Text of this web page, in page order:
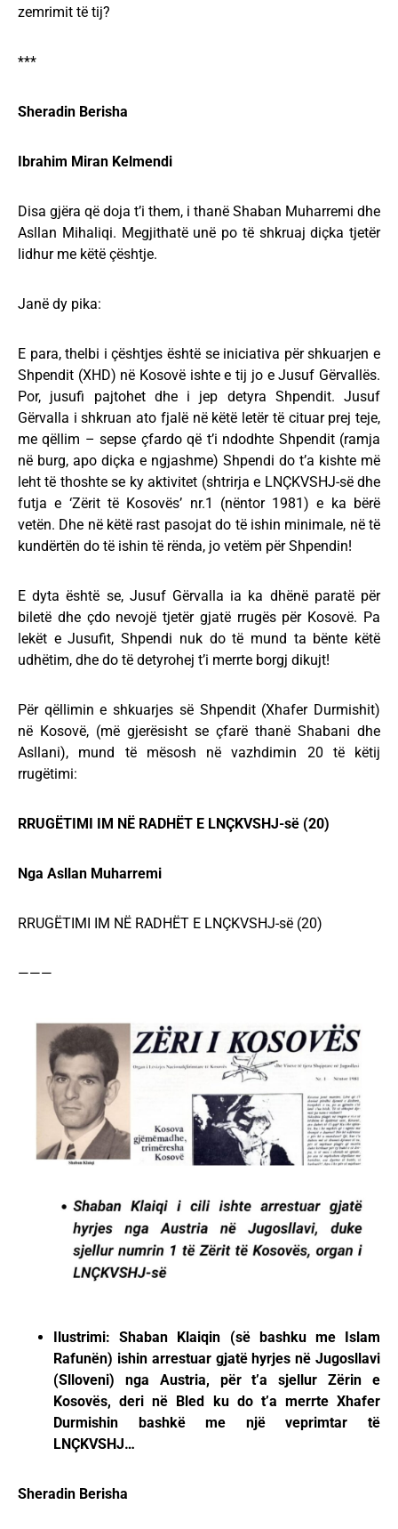
zemrimit të tij?
***
Sheradin Berisha
Ibrahim Miran Kelmendi
Disa gjëra që doja t’i them, i thanë Shaban Muharremi dhe
Asllan Mihaliqi. Megjithatë unë po të shkruaj diçka tjetër
lidhur me këtë çështje.
Janë dy pika:
E para, thelbi i çështjes është se iniciativa për shkuarjen e
Shpendit (XHD) në Kosovë ishte e tij jo e Jusuf Gërvallës.
Por, jusufi pajtohet dhe i jep detyra Shpendit. Jusuf
Gërvalla i shkruan ato fjalë në këtë letër të cituar prej teje,
me qëllim – sepse çfardo që t’i ndodhte Shpendit (ramja
në burg, apo diçka e ngjashme) Shpendi do t’a kishte më
leht të thoshte se ky aktivitet (shtrirja e LNÇKVSHJ-së dhe
futja e ‘Zërit të Kosovës’ nr.1 (nëntor 1981) e ka bërë
vetën. Dhe në këtë rast pasojat do të ishin minimale, në të
kundërtën do të ishin të rënda, jo vetëm për Shpendin!
E dyta është se, Jusuf Gërvalla ia ka dhënë paratë për
biletë dhe çdo nevojë tjetër gjatë rrugës për Kosovë. Pa
lekët e Jusufit, Shpendi nuk do të mund ta bënte këtë
udhëtim, dhe do të detyrohej t’i merrte borgj dikujt!
Për qëllimin e shkuarjes së Shpendit (Xhafer Durmishit)
në Kosovë, (më gjerësisht se çfarë thanë Shabani dhe
Asllani), mund të mësosh në vazhdimin 20 të këtij
rrugëtimi:
RRUGËTIMI IM NË RADHËT E LNÇKVSHJ-së (20)
Nga Asllan Muharremi
RRUGËTIMI IM NË RADHËT E LNÇKVSHJ-së (20)
———
Ilustrimi: Shaban Klaiqin (së bashku me Islam
Rafunën) ishin arrestuar gjatë hyrjes në Jugosllavi
(Slloveni) nga Austria, për t’a sjellur Zërin e
Kosovës, deri në Bled ku do t’a merrte Xhafer
Durmishin bashkë me një veprimtar të
LNÇKVSHJ…
Sheradin Berisha